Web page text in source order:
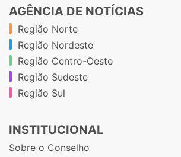
AGÊNCIA DE NOTÍCIAS
Região Norte
Região Nordeste
Região Centro-Oeste
Região Sudeste
Região Sul
INSTITUCIONAL
Sobre o Conselho